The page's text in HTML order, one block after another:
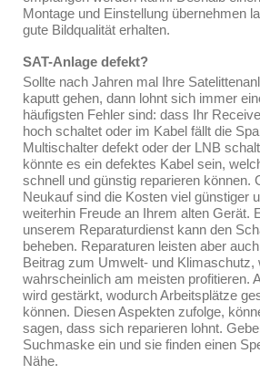
Montage und Einstellung übernehmen
gute Bildqualität erhalten.
SAT-Anlage defekt?
Sollte nach Jahren mal Ihre
kaputt gehen, dann lohnt sich immer
häufigsten Fehler sind: dass Ihr
hoch schaltet oder im Kabel fällt die
Multischalter defekt oder der LNB
könnte es ein defektes Kabel sein,
schnell und günstig reparieren können.
Neukauf sind die Kosten viel günstiger
weiterhin Freude an Ihrem alten Gerät.
unserem Reparaturdienst kann den
beheben. Reparaturen leisten aber
Beitrag zum Umwelt- und Klimaschutz,
wahrscheinlich am meisten profitieren.
wird gestärkt, wodurch Arbeitsplätze
können. Diesen Aspekten zufolge,
sagen, dass sich reparieren lohnt.
Suchmaske ein und sie finden einen
Nähe.